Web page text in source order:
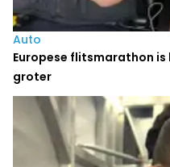
Auto
Europese flitsmarathon
groter